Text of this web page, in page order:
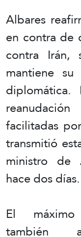
Albares
en contra de
contra Irán,
mantiene
facilitadas
transmitió
ministro de
hace dos días.
El
también